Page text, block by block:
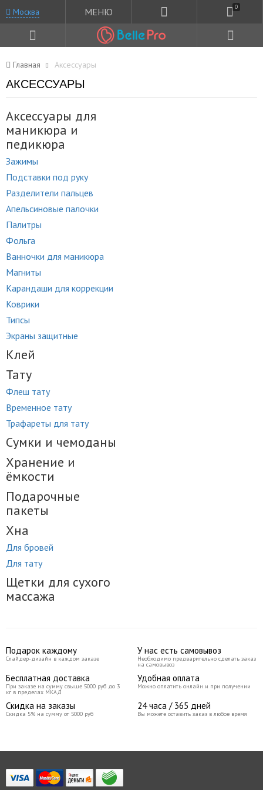
Москва МЕНЮ 0
Главная Аксессуары
АКСЕССУАРЫ
Аксессуары для
маникюра и
педикюра
Зажимы
Подставки под руку
Разделители пальцев
Апельсиновые палочки
Палитры
Фольга
Ванночки для маникюра
Магниты
Карандаши для коррекции
Коврики
Типсы
Экраны защитные
Клей
Тату
Флеш тату
Временное тату
Трафареты для тату
Сумки и чемоданы
Хранение и
ёмкости
Подарочные
пакеты
Хна
Для бровей
Для тату
Щетки для сухого
массажа
Подарок каждому
Слайдер-дизайн в каждом заказе
У нас есть самовывоз
Необходимо предварительно сделать заказ
на самовывоз
Бесплатная доставка
При заказе на сумму свыше 5000 руб до 3
кг в пределах МКАД
Удобная оплата
Можно оплатить онлайн и при получении
Скидка на заказы
Скидка 5% на сумму от 5000 руб
24 часа / 365 дней
Вы можете оставить заказ в любое время